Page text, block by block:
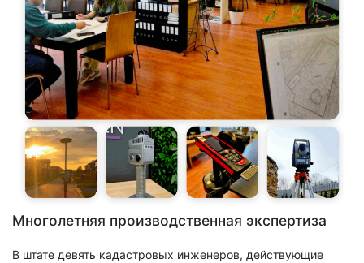
Многолетняя производственная экспертиза
В штате девять кадастровых инженеров, действующие